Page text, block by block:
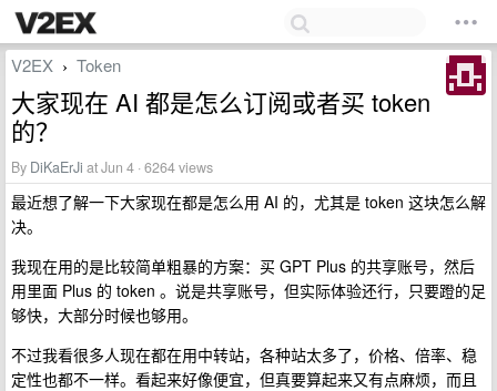
V2EX › Token
大家现在 AI 都是怎么订阅或者买 token
的？
By DiKaErJi at Jun 4 · 6264 views
最近想了解一下大家现在都是怎么用 AI 的，尤其是 token 这块怎么解
决。
我现在用的是比较简单粗暴的方案：买 GPT Plus 的共享账号，然后
用里面 Plus 的 token 。说是共享账号，但实际体验还行，只要蹬的足
够快，大部分时候也够用。
不过我看很多人现在都在用中转站，各种站太多了，价格、倍率、稳
定性也都不一样。看起来好像便宜，但真要算起来又有点麻烦，而且